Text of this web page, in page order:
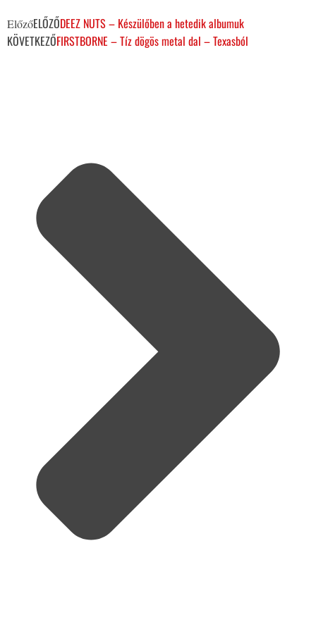
ElőzőELŐZŐDEEZ NUTS – Készülőben a hetedik albumuk
KÖVETKEZŐFIRSTBORNE – Tíz dögös metal dal – Texasból